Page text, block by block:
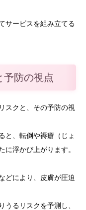
サービスを組み立てる
予防の視点
スクと、その予防の視
と、転倒や褥瘡（じょ
に浮かび上がります。
どにより、皮膚が圧迫
うるリスクを予測し、